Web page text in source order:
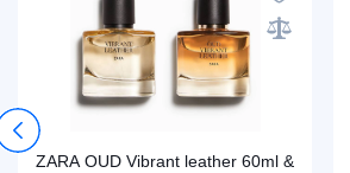
ZARA OUD Vibrant leather 60ml &